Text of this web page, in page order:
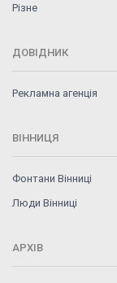
Різне
ДОВІДНИК
Рекламна агенція
ВІННИЦЯ
Фонтани Вінниці
Люди Вінниці
АРХІВ